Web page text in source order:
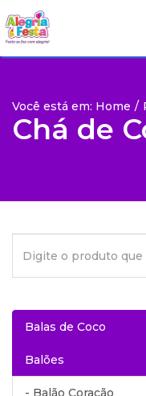
Você está em: Home /
Chá de
Balas de Coco
Balões
- Balão Coração